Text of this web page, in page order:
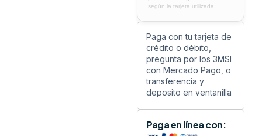
según la tarjeta utilizada.
Paga con tu tarjeta de
crédito o débito,
pregunta por los 3MSI
con Mercado Pago, o
transferencia y
deposito en ventanilla
Paga en línea con: